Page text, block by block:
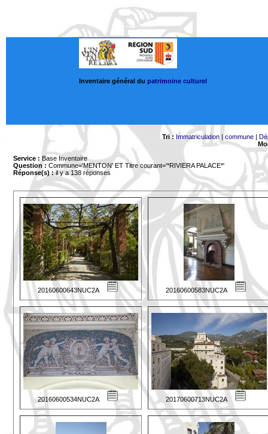
Inventaire général du patrimoine culturel
Tri : Immatriculation| commune|
Service : Base Inventaire
Question : Commune='MENTON' ET Titre courant='*RIVIERA PALACE*'
Réponse(s) :il y a 138 réponses
20160600643NUC2A 20160600583NUC2A
20160600534NUC2A 20170600713NUC2A